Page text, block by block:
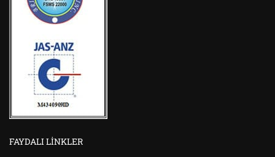
FAYDALI LINKLER